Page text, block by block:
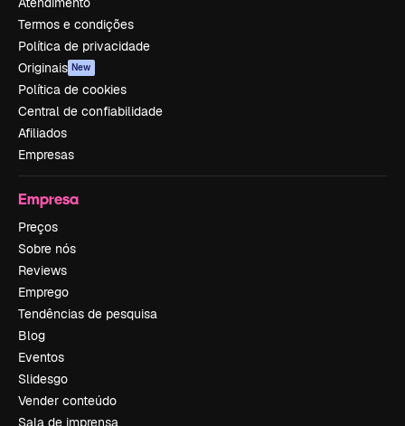
Termos e condições
Política de privacidade
Originais New
Política de cookies
Central de confiabilidade
Afiliados
Empresas
Empresa
Preços
Sobre nós
Reviews
Emprego
Tendências de pesquisa
Blog
Eventos
Slidesgo
Vender conteúdo
Sala de imprensa